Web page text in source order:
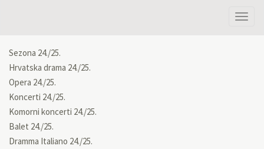
Sezona 24./25.
Hrvatska drama 24./25.
Opera 24./25.
Koncerti 24./25.
Komorni koncerti 24./25.
Balet 24./25.
Dramma Italiano 24./25.